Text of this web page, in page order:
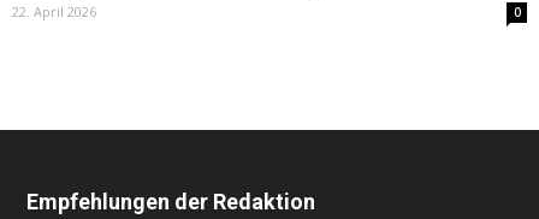
22. April 2026 0
Empfehlungen der Redaktion